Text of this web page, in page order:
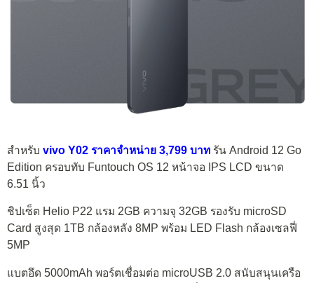
สำหรับ vivo Y02 ราคาจำหน่าย 3,799 บาท รัน Android 12 Go
Edition ครอบทับ Funtouch OS 12 หน้าจอ IPS LCD ขนาด
6.51 นิ้ว
ชิปเซ็ต Helio P22 แรม 2GB ความจุ 32GB รองรับ microSD
Card สูงสุด 1TB กล้องหลัง 8MP พร้อม LED Flash กล้องเซลฟี่
5MP
แบตอึด 5000mAh พอร์ตเชื่อมต่อ microUSB 2.0 สนับสนุนเครือ